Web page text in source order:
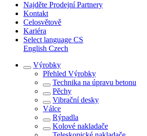
Najděte Prodejní Partnery
Kontakt
Celosvětově
Kariéra
Select language CS
English Czech
Výrobky
Přehled Výrobky
Technika na úpravu betonu
Pěchy
Vibrační desky
Válce
Rýpadla
Kolové nakladače